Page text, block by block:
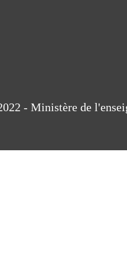
- Ministère de